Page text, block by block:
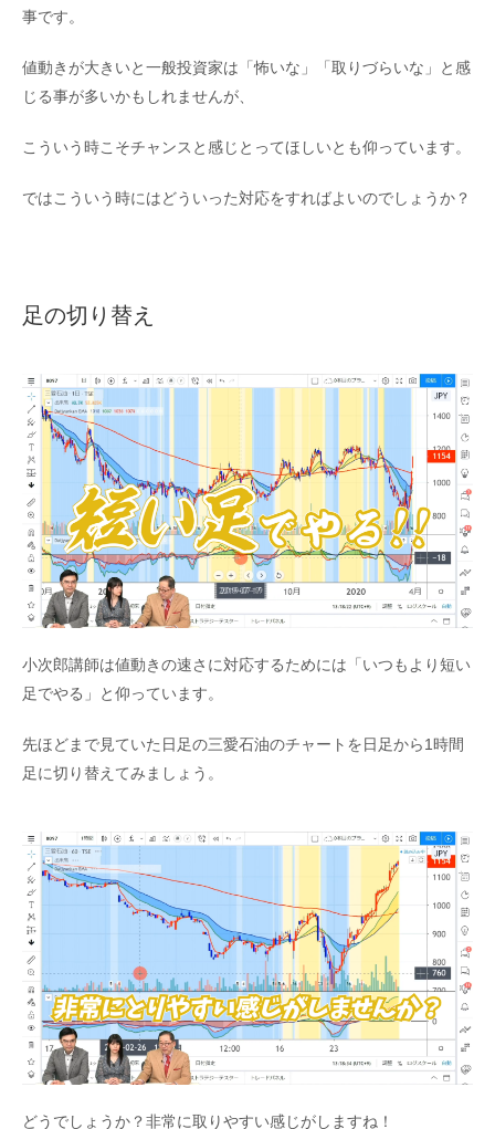
事です。
値動きが大きいと一般投資家は「怖いな」「取りづらいな」と感
じる事が多いかもしれませんが、
こういう時こそチャンスと感じとってほしいとも仰っています。
ではこういう時にはどういった対応をすればよいのでしょうか？
足の切り替え
小次郎講師は値動きの速さに対応するためには「いつもより短い
足でやる」と仰っています。
先ほどまで見ていた日足の三愛石油のチャートを日足から1時間
足に切り替えてみましょう。
どうでしょうか？非常に取りやすい感じがしますね！